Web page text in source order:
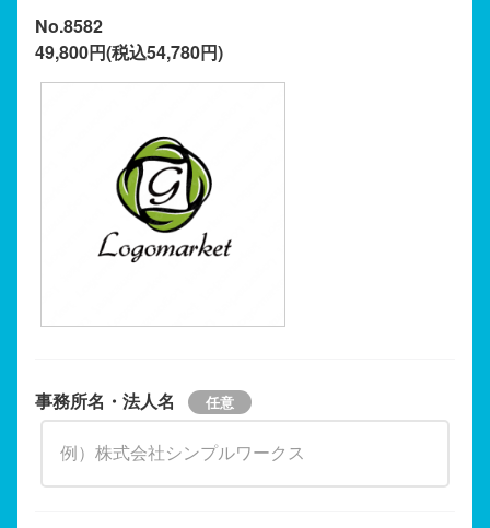
No.8582
49,800円(税込54,780円)
事務所名・法人名